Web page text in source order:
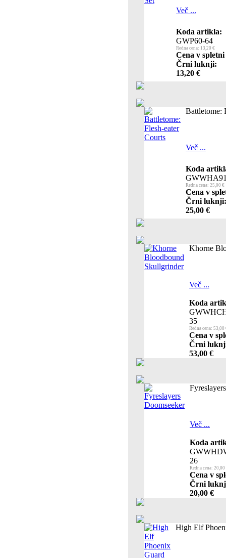
Več ...
Koda artikla:
GWP60-64
Redna cena: 13,20 €
Cena v spletni
Črni luknji:
13,20 €
Battletome:
Več ...
Koda
Redna cena: 25,00 €
Cena v
Črni luknji:
25,00 €
Khorne
Več ...
Koda
35
Redna cena: 53,00
Cena v
Črni
53,00 €
Več ...
Koda
26
Redna cena: 20,00
Cena v
Črni
20,00 €
High Elf